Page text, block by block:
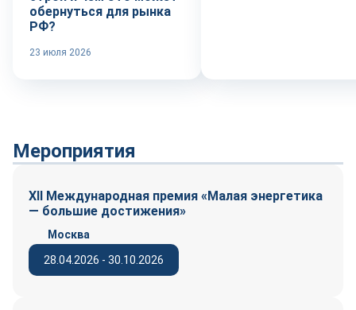
обернуться для рынка
РФ?
23 июля 2026
Мероприятия
XII Международная премия «Малая энергетика
— большие достижения»
28.04.2026 - 30.10.2026
Москва